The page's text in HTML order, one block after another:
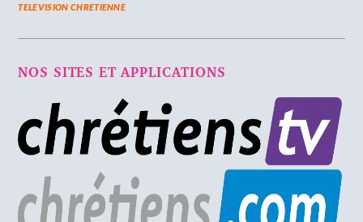
TELEVISION CHRETIENNE
NOS SITES ET APPLICATIONS